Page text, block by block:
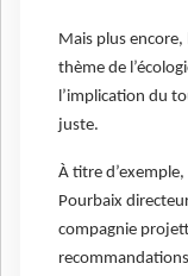
Mais plus
thème de
l’implication du
juste.
À titre
Pourbaix
compagnie
recommandations